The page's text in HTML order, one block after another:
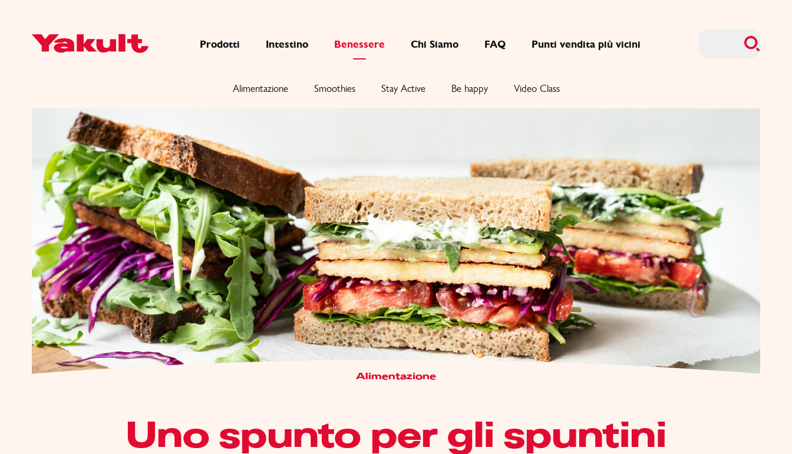
Prodotti Intestino Benessere Chi Siamo FAQ Punti vendita più vicini
Alimentazione Smoothies Stay Active Be happy Video Class
Alimentazione
Uno spunto per gli spuntini